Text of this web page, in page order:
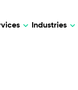
Industries